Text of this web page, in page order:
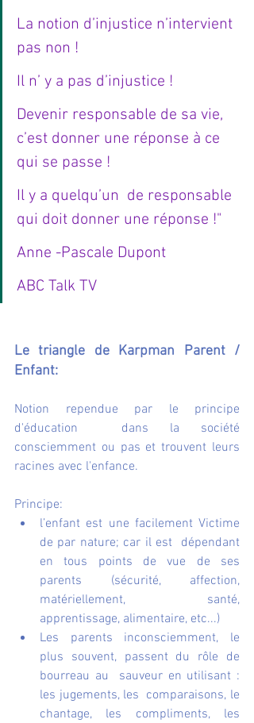
La notion d’injustice n’intervient
pas non !
Il n’ y a pas d’injustice !
Devenir responsable de sa vie,
c’est donner une réponse à ce
qui se passe !
Il y a quelqu’un  de responsable
qui doit donner une réponse !"
Anne -Pascale Dupont
ABC Talk TV
Le triangle de Karpman Parent /
Enfant:
Notion rependue par le principe
d'éducation  dans la société
consciemment ou pas et trouvent leurs
racines avec l'enfance.
Principe:
l’enfant est une facilement Victime
de par nature; car il est  dépendant
en tous points de vue de ses
parents (sécurité, affection,
matériellement, santé,
apprentissage, alimentaire, etc...)
Les parents inconsciemment, le
plus souvent, passent du rôle de
bourreau au  sauveur en utilisant :
les jugements, les  comparaisons, le
chantage, les compliments, les